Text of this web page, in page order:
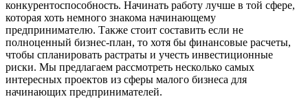
конкурентоспособность. Начинать работу лучше в той сфере,
которая хоть немного знакома начинающему
предпринимателю. Также стоит составить если не
полноценный бизнес-план, то хотя бы финансовые расчеты,
чтобы спланировать растраты и учесть инвестиционные
риски. Мы предлагаем рассмотреть несколько самых
интересных проектов из сферы малого бизнеса для
начинающих предпринимателей.